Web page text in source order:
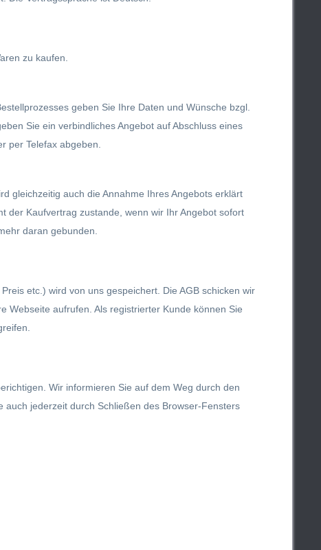
zu kaufen.
geben Sie Ihre Daten und Wünsche bzgl.
Sie ein verbindliches Angebot auf Abschluss eines
per Telefax abgeben.
gleichzeitig auch die Annahme Ihres Angebots erklärt
der Kaufvertrag zustande, wenn wir Ihr Angebot sofort
daran gebunden.
etc.) wird von uns gespeichert. Die AGB schicken wir
Webseite aufrufen. Als registrierter Kunde können Sie
Wir informieren Sie auf dem Weg durch den
auch jederzeit durch Schließen des Browser-Fensters